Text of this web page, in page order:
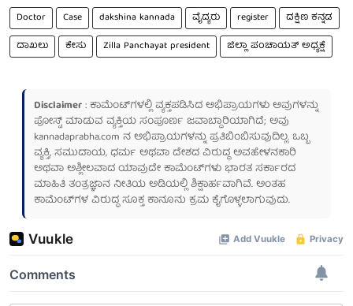
Doctor Case dakshina kannada ವೈದ್ಯರು register
ದಕ್ಷಿಣ ಕನ್ನಡ
ದಾಖಲು
ಕೇಸು Zilla Panchayat president ಜಿಲ್ಲಾ ಪಂಚಾಯತ್ ಅಧ್ಯಕ್ಷೆ
Disclaimer: ಕಾಮೆಂಟ್‌ಗಳಲ್ಲಿ ವ್ಯಕ್ತಪಡಿಸಿದ ಅಭಿಪ್ರಾಯಗಳು ಅವುಗಳನ್ನು
ಪೋಸ್ಟ್ ಮಾಡುವ ವ್ಯಕ್ತಿಯ ಸಂಪೂರ್ಣ ಜವಾಬ್ದಾರಿಯಾಗಿದೆ; ಅವು
kannadaprabha.com ನ ಅಭಿಪ್ರಾಯಗಳನ್ನು ಪ್ರತಿಬಿಂಬಿಸುವುದಿಲ್ಲ. ಒಬ್ಬ
ವ್ಯಕ್ತಿ, ಸಮುದಾಯ, ಧರ್ಮ ಅಥವಾ ದೇಶದ ವಿರುದ್ಧ ಅವಹೇಳನಕಾರಿ
ಅಥವಾ ಅಶ್ಲೀಲವಾದ ಯಾವುದೇ ಕಾಮೆಂಟ್‌ಗಳು ಭಾರತ ಸರ್ಕಾರದ
ಮಾಹಿತಿ ತಂತ್ರಜ್ಞಾನ ನೀತಿಯ ಅಡಿಯಲ್ಲಿ ಶಿಕ್ಷಾರ್ಹವಾಗಿವೆ. ಅಂತಹ
ಕಾಮೆಂಟ್‌ಗಳ ವಿರುದ್ಧ ಸೂಕ್ತ ಕಾನೂನು ಕ್ರಮ ಕೈಗೊಳ್ಳಲಾಗುವುದು.